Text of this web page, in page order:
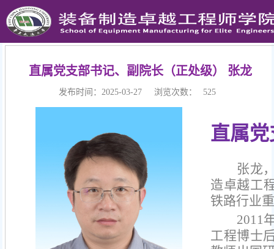
直属党支部书记、副院长（正处级） 张龙
发布时间：2025-03-27 浏览次数： 525
直属
张龙
造卓越工
铁路行业
2011
工程博士